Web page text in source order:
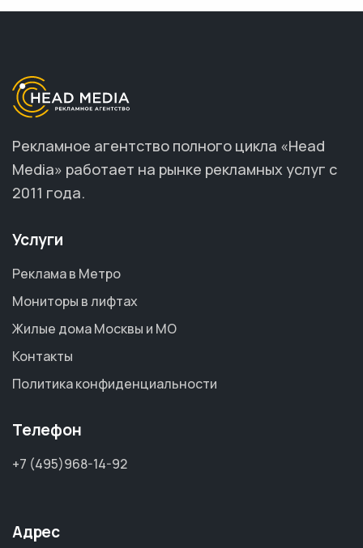
Рекламное агентство полного цикла «Head
Media» работает на рынке рекламных услуг с
2011 года.
Услуги
Реклама в Метро
Мониторы в лифтах
Жилые дома Москвы и МО
Контакты
Политика конфиденциальности
Телефон
+7 (495)968-14-92
Адрес